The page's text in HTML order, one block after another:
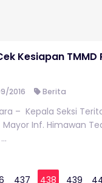
Kesiapan TMMD
2016 Berita
– Kepala Seksi
Inf. Himawan
437 438 439